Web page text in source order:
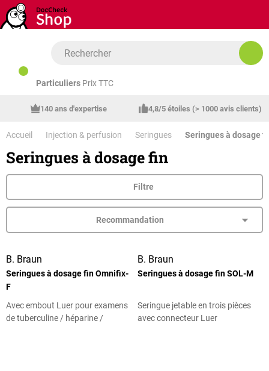
Passer au contenu principal
Particuliers Prix TTC
140 ans d'expertise 4,8/5 étoiles (> 1000 avis clients)
Accueil Injection & perfusion Seringues Seringues à dosage
Seringues à dosage fin
Filtre
B. Braun
Seringues à dosage fin Omnifix-
F
Avec embout Luer pour examens
de tuberculine / héparine /
B. Braun
Seringues à dosage fin SOL-M
Seringue jetable en trois pièces
avec connecteur Luer